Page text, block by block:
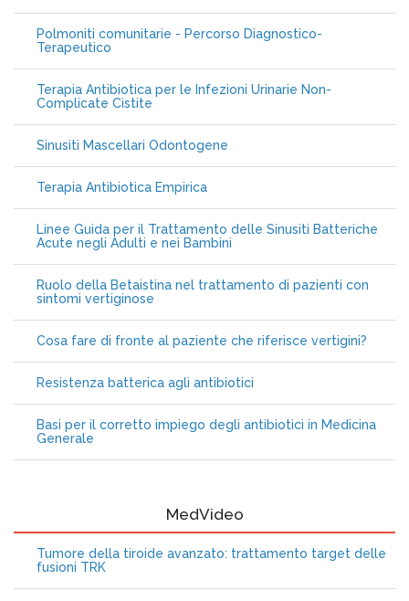
Polmoniti comunitarie - Percorso Diagnostico-
Terapeutico
Terapia Antibiotica per le Infezioni Urinarie Non-
Complicate Cistite
Sinusiti Mascellari Odontogene
Terapia Antibiotica Empirica
Linee Guida per il Trattamento delle Sinusiti Batteriche
Acute negli Adulti e nei Bambini
Ruolo della Betaistina nel trattamento di pazienti con
sintomi vertiginose
Cosa fare di fronte al paziente che riferisce vertigini?
Resistenza batterica agli antibiotici
Basi per il corretto impiego degli antibiotici in Medicina
Generale
MedVideo
Tumore della tiroide avanzato: trattamento target delle
fusioni TRK